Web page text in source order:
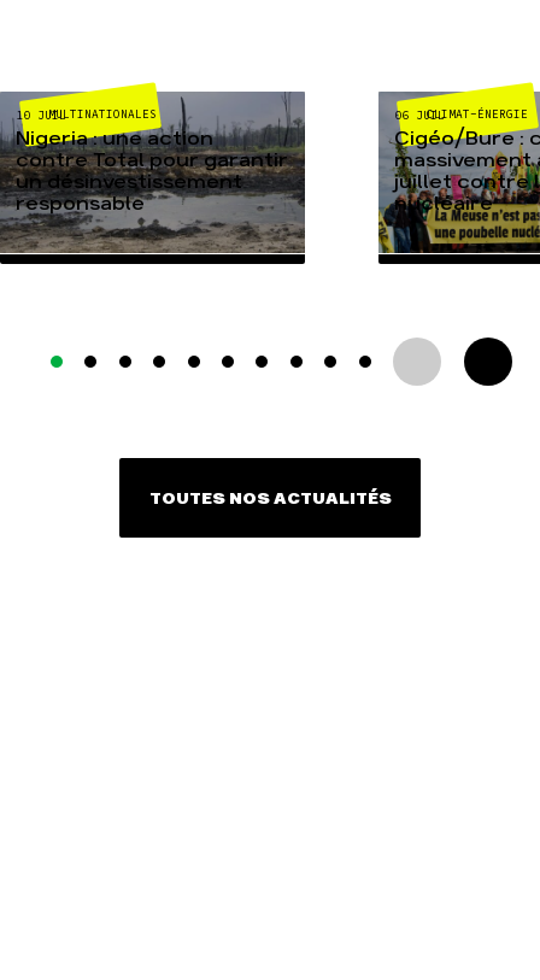
MULTINATIONALES
10 JUIL
Nigeria : une action
contre Total pour garantir
un désinvestissement
responsable
CLIMAT-ÉNERGIE
06 JUIL
Cigéo/Bure :
massivement
juillet contre
nucléaire
TOUTES NOS ACTUALITÉS